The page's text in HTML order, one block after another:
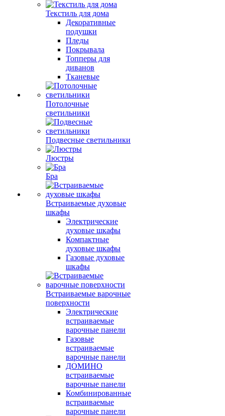
Текстиль для дома
Декоративные
подушки
Пледы
Покрывала
Топперы для
диванов
Тканевые
Потолочные
светильники
Подвесные светильники
Люстры
Бра
Встраиваемые духовые
шкафы
Электрические
духовые шкафы
Компактные
духовые шкафы
Газовые духовые
шкафы
Встраиваемые варочные
поверхности
Электрические
встраиваемые
варочные панели
Газовые
встраиваемые
варочные панели
ДОМИНО
встраиваемые
варочные панели
Комбинированные
встраиваемые
варочные панели